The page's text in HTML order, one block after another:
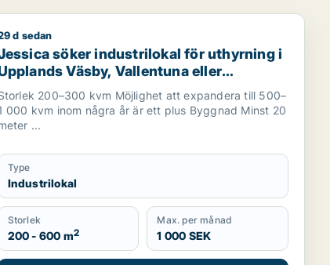
eller garage till salu i Dalarna
söker industrilokal för uthyrning i Upplands
d sedan
söker industrilokal för uthyrning i
Väsby, Vallentuna eller
Upplands-Bro m.fl.
200–300 kvm Möjlighet att expandera till 500–
000 kvm inom några år är ett plus Byggnad Minst 20
...
Type
Industrilokal
Storlek
200 - 600 m2
Max. per månad
1 000 SEK